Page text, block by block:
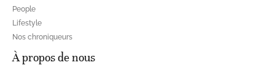
People
Lifestyle
Nos chroniqueurs
À propos de nous